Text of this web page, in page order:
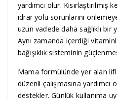
yardımcı olur. Kısırlaştırılmış
idrar yolu sorunlarını
uzun vadede daha sağlıklı bir
Aynı zamanda içerdiği
bağışıklık sisteminin
Mama formülünde yer alan
düzenli çalışmasına yardımcı
destekler. Günlük kullanıma